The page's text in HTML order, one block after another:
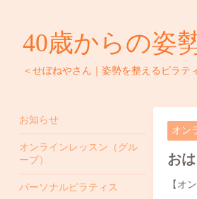
40歳からの姿
＜せぼねやさん｜姿勢を整えるピラ
オン
お
【オ
お知らせ
オンラインレッスン（グル
ープ）
パーソナルピラティス